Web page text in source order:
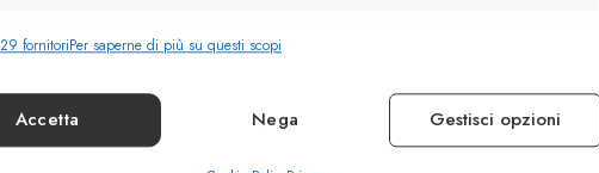
Identificare i dispositivi in base alle informazioni trasmesse automaticamente.
fornitoriPer saperne di più su questi scopi
Accetta Nega Gestisci opzioni